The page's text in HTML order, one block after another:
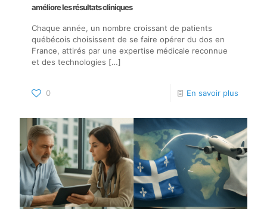
améliore les résultats cliniques
Chaque année, un nombre croissant de patients
québécois choisissent de se faire opérer du dos en
France, attirés par une expertise médicale reconnue
et des technologies […]
0 En savoir plus